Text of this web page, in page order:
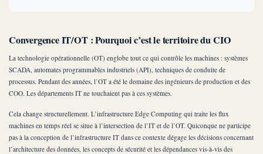
Convergence IT/OT : Pourquoi c’est le territoire du CIO
La technologie opérationnelle (OT) englobe tout ce qui contrôle les machines : systèmes
SCADA, automates programmables industriels (API), techniques de conduite de
processus. Pendant des années, l’OT a été le domaine des ingénieurs de production et des
COO. Les départements IT ne touchaient pas à ces systèmes.
Cela change structurellement. L’infrastructure Edge Computing qui traite les flux
machines en temps réel se situe à l’intersection de l’IT et de l’OT. Quiconque ne participe
pas à la conception de l’infrastructure IT dans ce contexte dégage les décisions concernant
l’architecture des données, les concepts de sécurité et les dépendances vis-à-vis des